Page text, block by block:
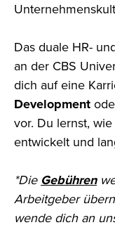
Das duale HR-
an der CBS
dich auf eine
Development
vor. Du lernst,
entwickelt und
*Die Gebühren
Arbeitgeber
wende dich an